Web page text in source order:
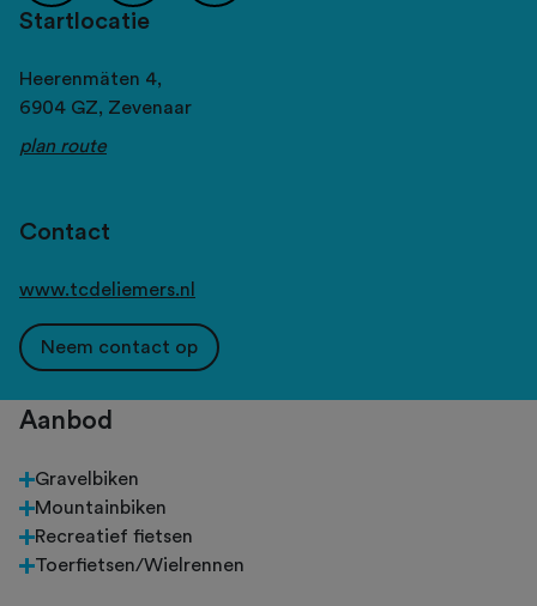
Startlocatie
Heerenmäten 4,
6904 GZ, Zevenaar
plan route
Contact
www.tcdeliemers.nl
Neem contact op
Aanbod
Gravelbiken
Mountainbiken
Recreatief fietsen
Toerfietsen/Wielrennen